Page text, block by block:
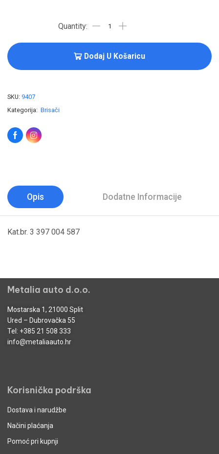
Dodaj U Košaricu
SKU: 9407
Kategorija: Brisači
Opis Dodatne Informacije
Kat.br. 3 397 004 587
Metalia auto d.o.o.
Mostarska 1, 21000 Split
Ured – Dubrovačka 55
Tel: +385 21 508 333
info@metaliaauto.hr
Korisnička podrška
Dostava i narudžbe
Načini plaćanja
Pomoć pri kupnji